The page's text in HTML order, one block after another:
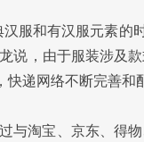
汉服和有汉服元素的
说，由于服装涉及
快递网络不断完善
与淘宝、京东、得